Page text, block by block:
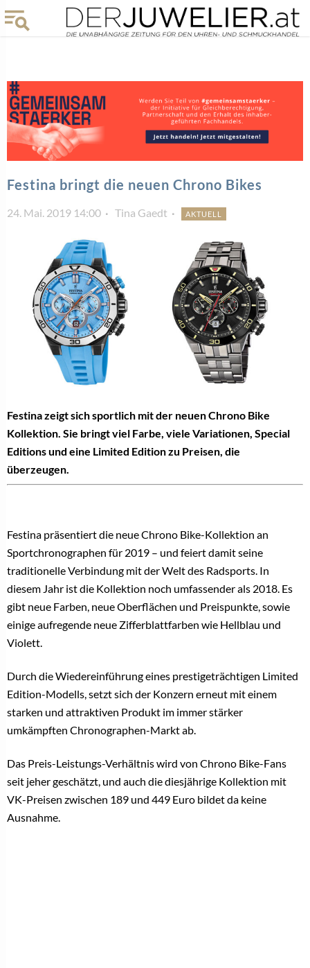
Festina bringt die neuen Chrono Bikes
24. Mai. 2019 14:00 Tina Gaedt AKTUELL
Festina zeigt sich sportlich mit der neuen Chrono Bike
Kollektion. Sie bringt viel Farbe, viele Variationen, Special
Editions und eine Limited Edition zu Preisen, die
überzeugen.
Festina präsentiert die neue Chrono Bike-Kollektion an
Sportchronographen für 2019 – und feiert damit seine
traditionelle Verbindung mit der Welt des Radsports. In
diesem Jahr ist die Kollektion noch umfassender als 2018. Es
gibt neue Farben, neue Oberflächen und Preispunkte, sowie
einige aufregende neue Zifferblattfarben wie Hellblau und
Violett.
Durch die Wiedereinführung eines prestigeträchtigen Limited
Edition-Modells, setzt sich der Konzern erneut mit einem
starken und attraktiven Produkt im immer stärker
umkämpften Chronographen-Markt ab.
Das Preis-Leistungs-Verhältnis wird von Chrono Bike-Fans
seit jeher geschätzt, und auch die diesjährige Kollektion mit
VK-Preisen zwischen 189 und 449 Euro bildet da keine
Ausnahme.